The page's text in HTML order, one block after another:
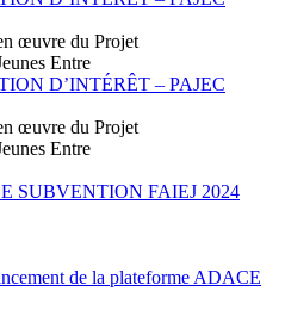
œuvre du Projet
Entre
D’INTÉRÊT – PAJEC
œuvre du Projet
Entre
SUBVENTION FAIEJ 2024
de la plateforme ADACE